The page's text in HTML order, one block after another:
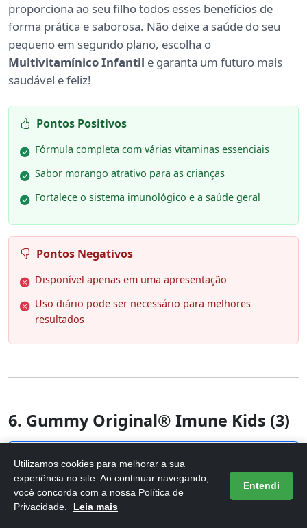
proporciona ao seu filho todos esses benefícios de
forma prática e saborosa. Não deixe a saúde do seu
pequeno em segundo plano, escolha o
Multivitamínico Infantil e garanta um futuro mais
saudável e feliz!
Pontos Positivos
Fórmula completa com várias vitaminas essenciais
Sabor morango atrativo para as crianças
Fortalece o sistema imunológico e a saúde geral
Pontos Negativos
Disponível apenas em uma apresentação
Uso diário pode ser necessário para melhores
resultados
6. Gummy Original® Imune Kids (3)
Utilizamos cookies para melhorar a sua
experiência no site. Ao continuar navegando,
você concorda com a nossa Política de
Privacidade.
Leia mais
Entendi